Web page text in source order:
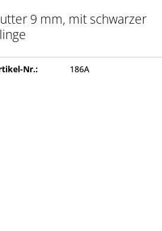
9 mm, mit schwarzer
Nr.: 186A